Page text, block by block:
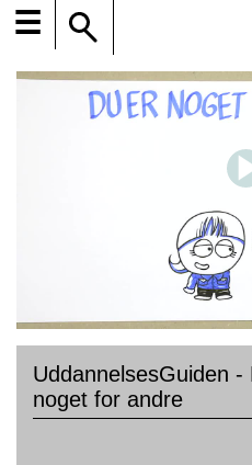
☰
UddannelsesGuiden
noget for andre